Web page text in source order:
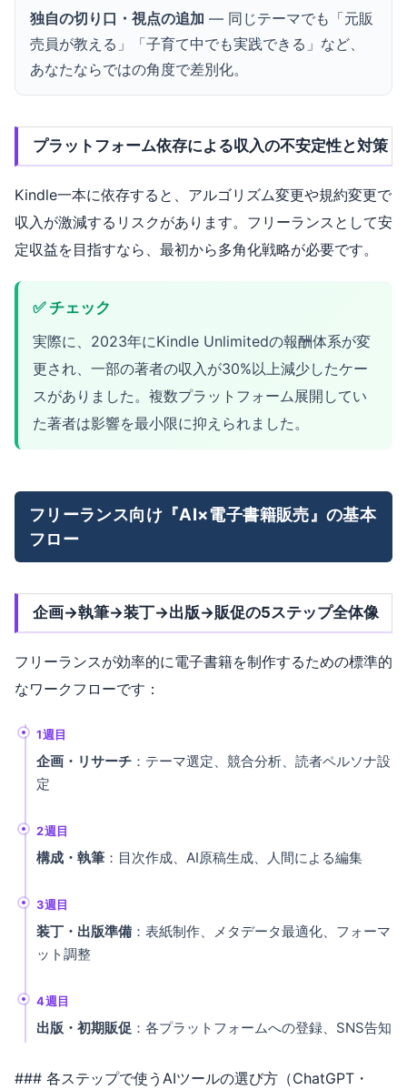
独自の切り口・視点の追加 — 同じテーマでも「元販
売員が教える」「子育て中でも実践できる」など、
あなたならではの角度で差別化。
プラットフォーム依存による収入の不安定性と対策
Kindle一本に依存すると、アルゴリズム変更や規約変更で
収入が激減するリスクがあります。フリーランスとして安
定収益を目指すなら、最初から多角化戦略が必要です。
✅ チェック
実際に、2023年にKindle Unlimitedの報酬体系が変
更され、一部の著者の収入が30%以上減少したケー
スがありました。複数プラットフォーム展開してい
た著者は影響を最小限に抑えられました。
フリーランス向け『AI×電子書籍販売』の基本
フロー
企画→執筆→装丁→出版→販促の5ステップ全体像
フリーランスが効率的に電子書籍を制作するための標準的
なワークフローです：
1週目
企画・リサーチ ：テーマ選定、競合分析、読者ペルソナ設
定
2週目
構成・執筆 ：目次作成、AI原稿生成、人間による編集
3週目
装丁・出版準備 ：表紙制作、メタデータ最適化、フォーマ
ット調整
4週目
出版・初期販促 ：各プラットフォームへの登録、SNS告知
### 各ステップで使うAIツールの選び方（ChatGPT・